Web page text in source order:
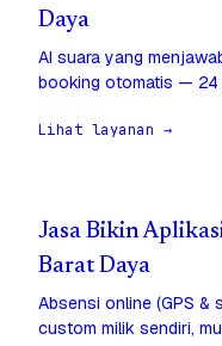
Daya
AI suara yang
booking otomatis — 24
Lihat layanan →
Jasa Bikin
Barat Daya
Absensi online (GPS &
custom milik sendiri,